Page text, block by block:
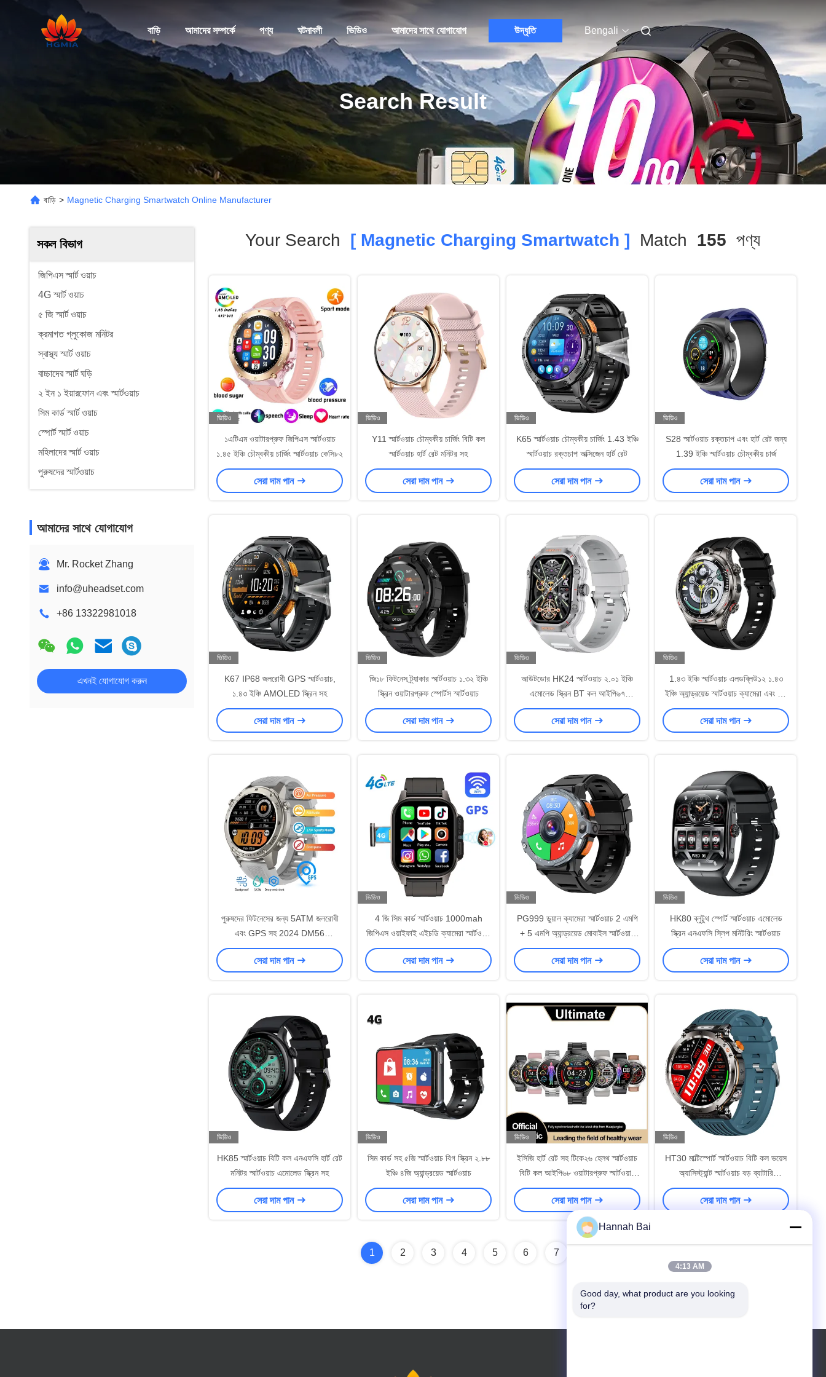
বাড়ি আমাদের সম্পর্কে পণ্য ঘটনাবলী ভিডিও আমাদের সাথে যোগাযোগ উদ্ধৃতি Bengali
Search Result
বাড়ি > Magnetic Charging Smartwatch Online Manufacturer
সকল বিভাগ
জিপিএস স্মার্ট ওয়াচ
4G স্মার্ট ওয়াচ
৫ জি স্মার্ট ওয়াচ
ক্রমাগত গ্লুকোজ মনিটর
স্বাস্থ্য স্মার্ট ওয়াচ
বাচ্চাদের স্মার্ট ঘড়ি
২ ইন ১ ইয়ারফোন এবং স্মার্টওয়াচ
সিম কার্ড স্মার্ট ওয়াচ
স্পোর্ট স্মার্ট ওয়াচ
মহিলাদের স্মার্ট ওয়াচ
পুরুষদের স্মার্টওয়াচ
আমাদের সাথে যোগাযোগ
Mr. Rocket Zhang
info@uheadset.com
+86 13322981018
এখনই যোগাযোগ করুন
Your Search [ Magnetic Charging Smartwatch ] Match 155 পণ্য
ভিডিও
১এটিএম ওয়াটারপ্রুফ জিপিএস স্মার্টওয়াচ
১.৪৫ ইঞ্চি চৌম্বকীয় চার্জিং স্মার্টওয়াচ কেসি৮২
সেরা দাম পান
ভিডিও
Y11 স্মার্টওয়াচ চৌম্বকীয় চার্জিং বিটি কল
স্মার্টওয়াচ হার্ট রেট মনিটর সহ
সেরা দাম পান
ভিডিও
K65 স্মার্টওয়াচ চৌম্বকীয় চার্জিং 1.43 ইঞ্চি
স্মার্টওয়াচ রক্তচাপ অক্সিজেন হার্ট রেট
সেরা দাম পান
ভিডিও
S28 স্মার্টওয়াচ রক্তচাপ এবং হার্ট রেট জন্য
1.39 ইঞ্চি স্মার্টওয়াচ চৌম্বকীয় চার্জ
সেরা দাম পান
ভিডিও
K67 IP68 জলরোধী GPS স্মার্টওয়াচ,
১.৪৩ ইঞ্চি AMOLED স্ক্রিন সহ
সেরা দাম পান
ভিডিও
জি১৮ ফিটনেস ট্র্যাকার স্মার্টওয়াচ ১.৩২ ইঞ্চি
স্ক্রিন ওয়াটারপ্রুফ স্পোর্টস স্মার্টওয়াচ
সেরা দাম পান
ভিডিও
আউটডোর HK24 স্মার্টওয়াচ ২.০১ ইঞ্চি
এমোলেড স্ক্রিন BT কল আইপি৬৭
ওয়াটারপ্রুফ স্মার্টওয়াচ
সেরা দাম পান
ভিডিও
1.৪৩ ইঞ্চি স্মার্টওয়াচ এলডব্লিউ১২ ১.৪৩
ইঞ্চি অ্যান্ড্রয়েড স্মার্টওয়াচ ক্যামেরা এবং সিম
কার্ড সহ
সেরা দাম পান
পুরুষদের ফিটনেসের জন্য 5ATM জলরোধী
এবং GPS সহ 2024 DM56
AMOLED স্মার্টওয়াচ
সেরা দাম পান
ভিডিও
4 জি সিম কার্ড স্মার্টওয়াচ 1000mah
জিপিএস ওয়াইফাই এইচডি ক্যামেরা স্মার্টওয়াচ
2.13 ইঞ্চি
সেরা দাম পান
ভিডিও
PG999 ডুয়াল ক্যামেরা স্মার্টওয়াচ 2 এমপি
+ 5 এমপি অ্যান্ড্রয়েড মোবাইল স্মার্টওয়াচ
ওয়াইফাই এবং ক্যামেরা সহ
সেরা দাম পান
ভিডিও
HK80 ব্লুটুথ স্পোর্ট স্মার্টওয়াচ এমোলেড
স্ক্রিন এনএফসি স্লিপ মনিটরিং স্মার্টওয়াচ
সেরা দাম পান
ভিডিও
HK85 স্মার্টওয়াচ বিটি কল এনএফসি হার্ট রেট
মনিটর স্মার্টওয়াচ এমোলেড স্ক্রিন সহ
সেরা দাম পান
ভিডিও
সিম কার্ড সহ ৫জি স্মার্টওয়াচ বিগ স্ক্রিন ২.৮৮
ইঞ্চি ৪জি অ্যান্ড্রয়েড স্মার্টওয়াচ
সেরা দাম পান
ভিডিও
ইসিজি হার্ট রেট সহ টিকে২৬ হেলথ স্মার্টওয়াচ
বিটি কল আইপি৬৮ ওয়াটারপ্রুফ স্মার্টওয়াচ
ভয়েস অ্যাসিস্ট্যান্ট সহ
সেরা দাম পান
ভিডিও
HT30 মাল্টিস্পোর্ট স্মার্টওয়াচ বিটি কল ভয়েস
অ্যাসিস্ট্যান্ট স্মার্টওয়াচ বড় ব্যাটারি
600mAh সহ
সেরা দাম পান
1 2 3 4 5 6 7
Hannah Bai
4:13 AM
Good day, what product are you looking
for?